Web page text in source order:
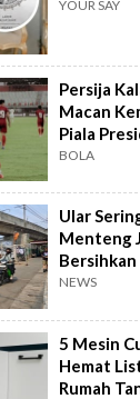
YOUR SAY
Persija
Macan
Piala
BOLA
Ular
Menteng
Bersihkan
NEWS
5 Mesin
Hemat
Rumah